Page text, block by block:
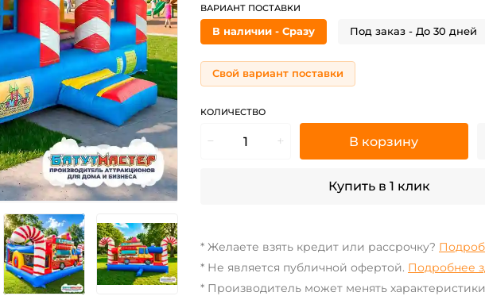
КОЛИЧЕСТВО
В корзину
Купить в 1 клик
ВАРИАНТ ПОСТАВКИ
В наличии - Сразу Под заказ - До 30 дней
Свой вариант поставки
* Желаете взять кредит или рассрочку?
* Не является публичной офертой. Подробнее
* Производитель может менять